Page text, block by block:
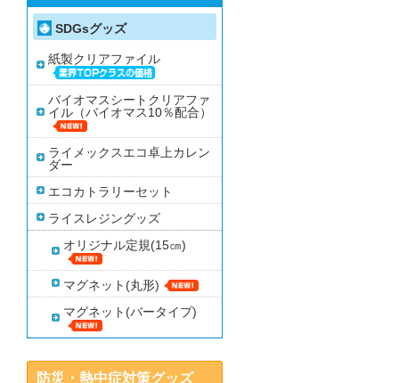
SDGsグッズ
紙製クリアファイル
バイオマスシートクリアファ
イル（バイオマス10％配合）
ライメックスエコ卓上カレン
ダー
エコカトラリーセット
ライスレジングッズ
オリジナル定規(15㎝)
マグネット(丸形)
マグネット(バータイプ)
防災・熱中症対策グッズ